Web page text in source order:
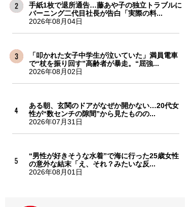
手紙1枚で退所通告…藤あや子の独立トラブルに
バーニング二代目社長が告白「実際の料...
2026年08月04日
「叩かれた女子中学生が泣いていた」満員電車
で“杖を振り回す”高齢者が暴走。“屈強...
2026年08月02日
ある朝、玄関のドアがなぜか開かない…20代女
性が“数センチの隙間”から見たものの...
2026年07月31日
“男性が好きそうな水着”で海に行った25歳女性
の意外な結末「え、それ？みたいな反...
2026年08月01日